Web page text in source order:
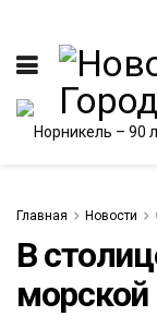
Главная Новости
В
морской